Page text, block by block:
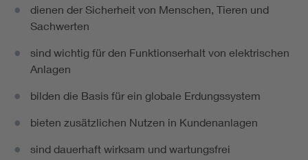
dienen der Sicherheit von Menschen, Tieren und
Sachwerten
sind wichtig für den Funktionserhalt von elektrischen
Anlagen
bilden die Basis für ein globale Erdungssystem
bieten zusätzlichen Nutzen in Kundenanlagen
sind dauerhaft wirksam und wartungsfrei